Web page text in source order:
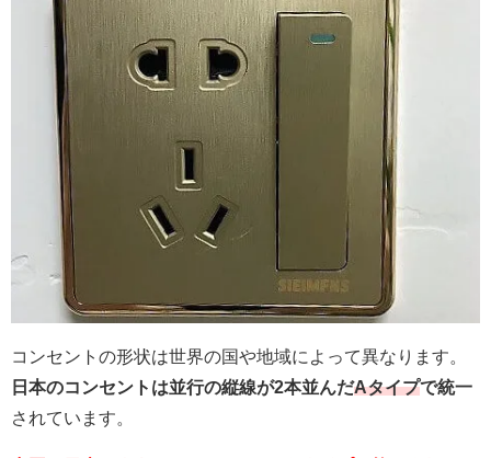
コンセントの形状は世界の国や地域によって異なります。
日本のコンセントは並行の縦線が2本並んだAタイプで統一
されています。